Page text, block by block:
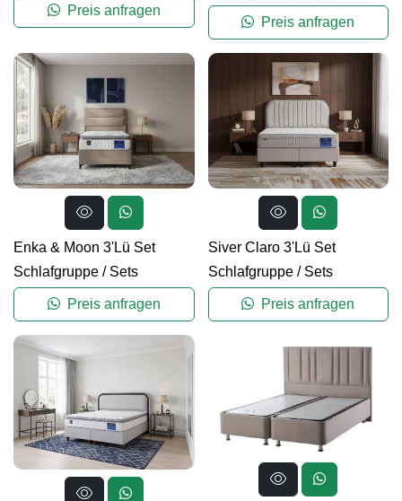
Preis anfragen
Preis anfragen
Enka & Moon 3'Lü Set
Schlafgruppe / Sets
Preis anfragen
Siver Claro 3'Lü Set
Schlafgruppe/ Sets
Preis anfragen